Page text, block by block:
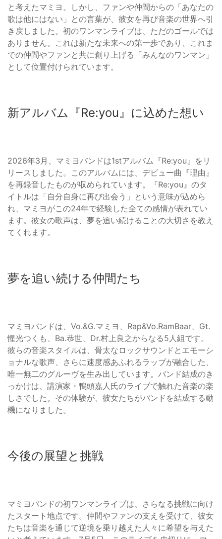
と考えたマミヨ。しかし、ファンや仲間からの「あなたの
歌は他にはない」との言葉が、彼女を再び音楽の世界へ引
き戻しました。初のワンマンライブは、ただのゴールでは
ありません。これは新たな未来への第一歩であり、これま
での仲間やファンと共に創り上げる「みんなのワンマン」
として位置付けられています。
新アルバム『Re:you』に込めた想い
2026年3月、マミヨバンドは1stアルバム『Re:you』をリ
リースしました。このアルバムには、デビュー曲『理由』
を再録音したものが収められています。『Re:you』のタ
イトルは「自分自身に再び出会う」という意味が込めら
れ、マミヨがこの24年で経験した全ての感情が表れてい
ます。彼女の歌声は、夢を追い続けることの大切さを教え
てくれます。
夢を追い続ける仲間たち
マミヨバンドは、Vo.&G.マミヨ、Rap&Vo.RamBaar、Gt.
惺光つくも、Ba.恭世、Dr.村上良之からなる5人組です。
彼らの音楽スタイルは、骨太なロックサウンドとエモーシ
ョナルな歌声、さらに速度感あふれるラップが融合した、
唯一無二のグルーヴを生み出しています。バンド結成のき
っかけは、講演家・鴨頭嘉人氏のライブで触れた音楽の楽
しさでした。その体験が、彼女たちがバンドを結成する動
機になりました。
今後の展望と挑戦
マミヨバンドの初ワンマンライブは、さらなる挑戦に向け
たスタート地点です。仲間やファンの支えを受けて、彼女
たちは音楽を通じて逆境を乗り越えた人々に希望を与えた